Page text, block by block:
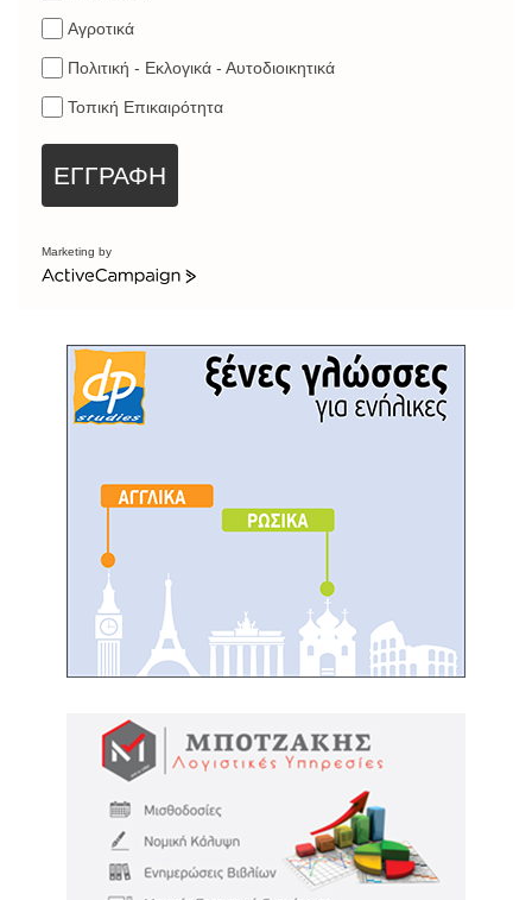
Αγροτικά
Πολιτική - Εκλογικά - Αυτοδιοικητικά
Τοπική Επικαιρότητα
ΕΓΓΡΑΦΗ
Marketing by